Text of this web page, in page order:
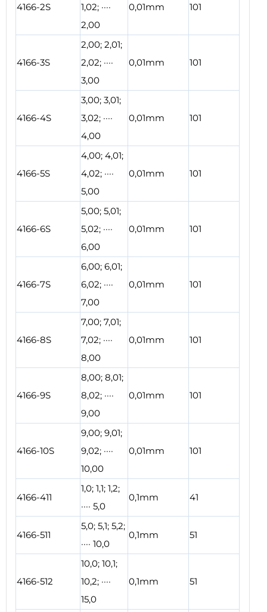
4166-2S
1,02; ····
2,00
0,01mm 101
4166-3S
2,00; 2,01;
2,02; ····
3,00
0,01mm 101
4166-4S
3,00; 3,01;
3,02; ····
4,00
0,01mm 101
4166-5S
4,00; 4,01;
4,02; ····
5,00
0,01mm 101
4166-6S
5,00; 5,01;
5,02; ····
6,00
0,01mm 101
4166-7S
6,00; 6,01;
6,02; ····
7,00
0,01mm 101
4166-8S
7,00; 7,01;
7,02; ····
8,00
0,01mm 101
4166-9S
8,00; 8,01;
8,02; ····
9,00
0,01mm 101
4166-10S
9,00; 9,01;
9,02; ····
10,00
0,01mm 101
4166-411
1,0; 1,1; 1,2;
···· 5,0
0,1mm 41
4166-511
5,0; 5,1; 5,2;
···· 10,0
0,1mm 51
4166-512
10,0; 10,1;
10,2; ····
15,0
0,1mm 51